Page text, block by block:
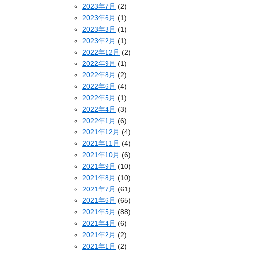
2023年7月 (2)
2023年6月 (1)
2023年3月 (1)
2023年2月 (1)
2022年12月 (2)
2022年9月 (1)
2022年8月 (2)
2022年6月 (4)
2022年5月 (1)
2022年4月 (3)
2022年1月 (6)
2021年12月 (4)
2021年11月 (4)
2021年10月 (6)
2021年9月 (10)
2021年8月 (10)
2021年7月 (61)
2021年6月 (65)
2021年5月 (88)
2021年4月 (6)
2021年2月 (2)
2021年1月 (2)